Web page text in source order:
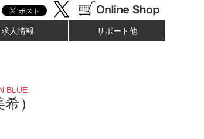
求人情報 サポート他
BLUE
）